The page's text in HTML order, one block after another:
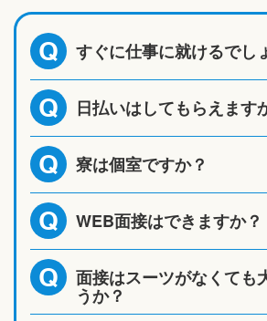
Q すぐに仕事に就けるでし
Q 日払いはしてもらえます
Q 寮は個室ですか？
Q WEB面接はできますか？
Q 面接はスーツがなくても
うか？